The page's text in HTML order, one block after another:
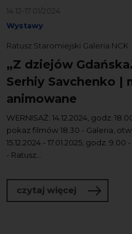
14.12-17.01/2024
Wystawy
Ratusz Staromiejski Galeria NCK
„Z dziejów
Serhiy Savchenko |
animowane
WERNISAŻ: 14.12.2024, godz.
pokaz filmów 18.30 - Galeria,
15.12.2024 - 17.01.2025, godz.
- Ratusz...
czytaj więcej o „Z